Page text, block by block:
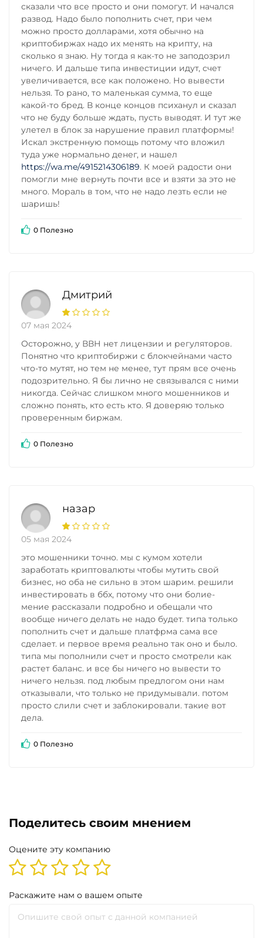
сказали что все просто и они помогут. И начался
развод. Надо было пополнить счет, при чем
можно просто долларами, хотя обычно на
криптобиржах надо их менять на крипту, на
сколько я знаю. Ну тогда я как-то не заподозрил
ничего. И дальше типа инвестиции идут, счет
увеличивается, все как положено. Но вывести
нельзя. То рано, то маленькая сумма, то еще
какой-то бред. В конце концов психанул и сказал
что не буду больше ждать, пусть выводят. И тут же
улетел в блок за нарушение правил платформы!
Искал экстренную помощь потому что вложил
туда уже нормально денег, и нашел
https://wa.me/4915214306189. К моей радости они
помогли мне вернуть почти все и взяти за это не
много. Мораль в том, что не надо лезть если не
шаришь!
0 Полезно
Дмитрий
07 мая 2024
Осторожно, у ВВН нет лицензии и регуляторов.
Понятно что криптобиржи с блокчейнами часто
что-то мутят, но тем не менее, тут прям все очень
подозрительно. Я бы лично не связывался с ними
никогда. Сейчас слишком много мошенников и
сложно понять, кто есть кто. Я доверяю только
проверенным биржам.
0 Полезно
назар
05 мая 2024
это мошенники точно. мы с кумом хотели
заработать криптовалюты чтобы мутить свой
бизнес, но оба не сильно в этом шарим. решили
инвестировать в ббх, потому что они болие-
мение рассказали подробно и обещали что
вообще ничего делать не надо будет. типа только
пополнить счет и дальше платфрма сама все
сделает. и первое время реально так оно и было.
типа мы пополнили счет и просто смотрели как
растет баланс. и все бы ничего но вывести то
ничего нельзя. под любым предлогом они нам
отказывали, что только не придумывали. потом
просто слили счет и заблокировали. такие вот
дела.
0 Полезно
Поделитесь своим мнением
Оцените эту компанию
Раскажите нам о вашем опыте